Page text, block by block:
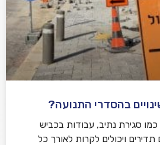
בהסדרי התנועה?
כמו סגירת נתיב, עבודות בכביש
ויכולים לקרות לאורך כל